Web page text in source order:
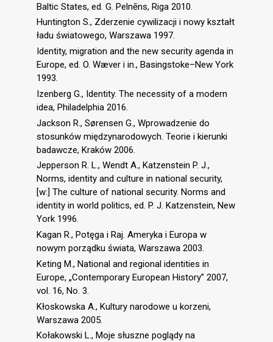
Baltic States, ed. G. Pelnēns, Riga 2010.
Huntington S., Zderzenie cywilizacji i nowy kształt
ładu światowego, Warszawa 1997.
Identity, migration and the new security agenda in
Europe, ed. O. Wæver i in., Basingstoke–New York
1993.
Izenberg G., Identity. The necessity of a modern
idea, Philadelphia 2016.
Jackson R., Sørensen G., Wprowadzenie do
stosunków międzynarodowych. Teorie i kierunki
badawcze, Kraków 2006.
Jepperson R. L., Wendt A., Katzenstein P. J.,
Norms, identity and culture in national security,
[w:] The culture of national security. Norms and
identity in world politics, ed. P. J. Katzenstein, New
York 1996.
Kagan R., Potęga i Raj. Ameryka i Europa w
nowym porządku świata, Warszawa 2003.
Keting M., National and regional identities in
Europe, „Contemporary European History” 2007,
vol. 16, No. 3.
Kłoskowska A., Kultury narodowe u korzeni,
Warszawa 2005.
Kołakowski L., Moje słuszne poglądy na